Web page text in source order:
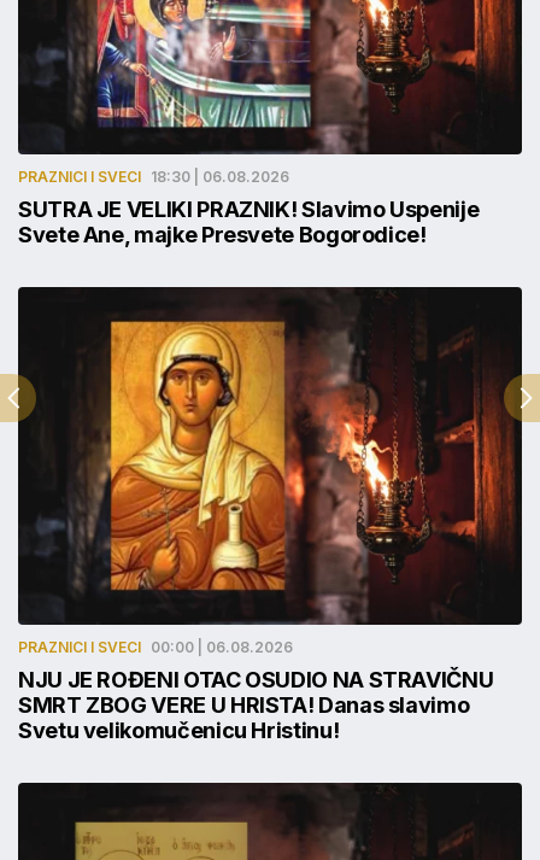
PRAZNICI I SVECI 18:30 | 06.08.2026
SUTRA JE VELIKI PRAZNIK! Slavimo Uspenije
Svete Ane, majke Presvete Bogorodice!
PRAZNICI I SVECI 00:00 | 06.08.2026
NJU JE ROĐENI OTAC OSUDIO NA STRAVIČNU
SMRT ZBOG VERE U HRISTA! Danas slavimo
Svetu velikomučenicu Hristinu!